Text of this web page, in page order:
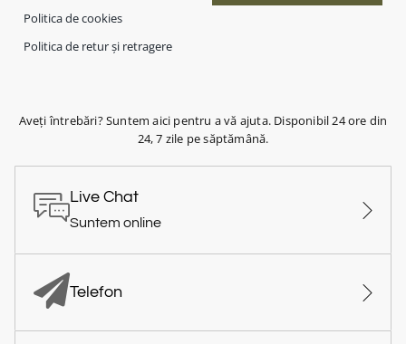
Politica de cookies
Politica de retur și retragere
Aveți întrebări? Suntem aici pentru a vă ajuta. Disponibil 24 ore din
24, 7 zile pe săptămână.
Live Chat
Suntem online
Telefon